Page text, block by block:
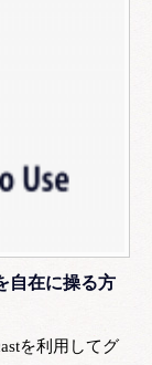
自在に操る方
を利用してグ